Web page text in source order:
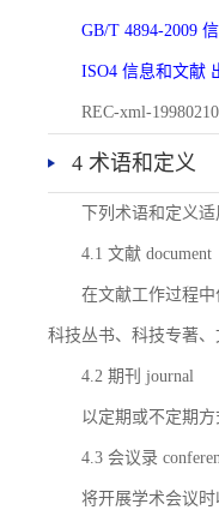
GB/T 4894-2009
ISO4 信息和文献
REC-xml-
4 术语和定义
下列术语和定义
4.1 文献 document
在文献工作过程
科技丛书、科技专著
4.2 期刊 journal
以定期或不定期
4.3 会议录
将开展学术会议